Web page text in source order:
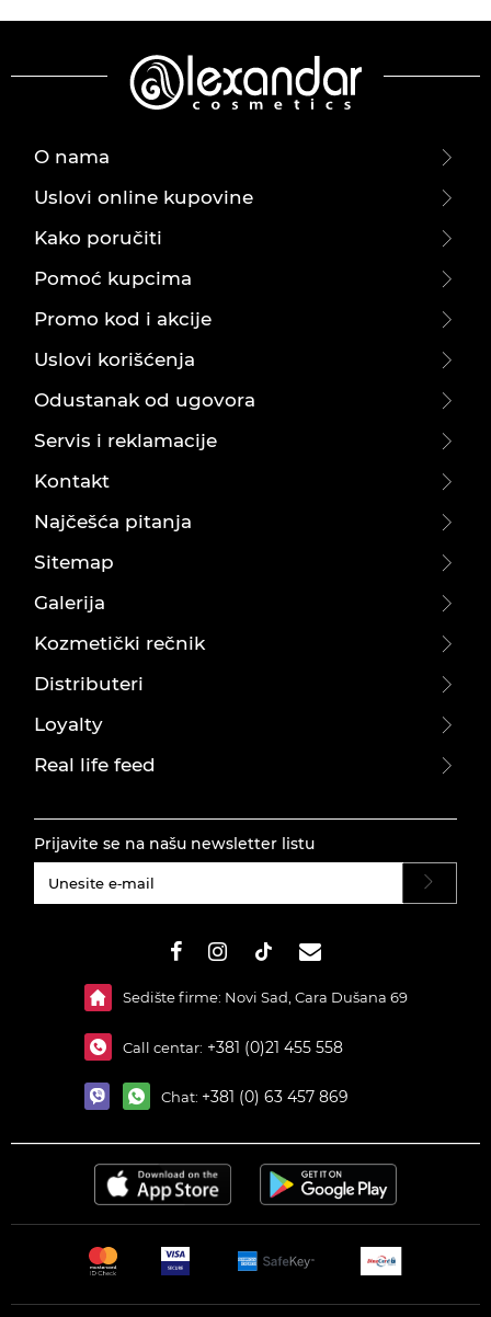
O nama
Uslovi online kupovine
Kako poručiti
Pomoć kupcima
Promo kod i akcije
Uslovi korišćenja
Odustanak od ugovora
Servis i reklamacije
Kontakt
Najčešća pitanja
Sitemap
Galerija
Kozmetički rečnik
Distributeri
Loyalty
Real life feed
Prijavite se na našu newsletter listu
Sedište firme: Novi Sad, Cara Dušana 69
Call centar: +381 (0)21 455 558
Chat: +381 (0) 63 457 869